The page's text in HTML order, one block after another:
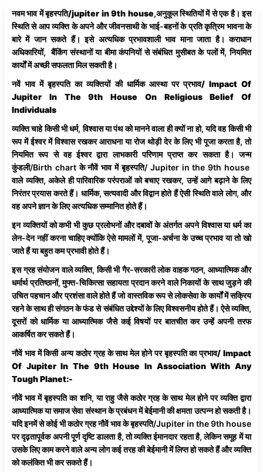
नवम भाव में बृहस्पति/jupiter in 9th house,अनुकूल स्थितियों में से एक है। इस
स्थिति से आप व्यक्ति के अपने और जीवनसाथी के भाई-बहनों के प्रति कृत्रिम भावना के
बारे में जान सकते हैं। इसे अत्यधिक प्रभावशाली भाव माना जाता है। कराधान
अधिकारियों, बैंकिंग संस्थानों या बीमा कंपनियों से संबंधित मुसीबत के पलों में, नियमित
कार्यों में अच्छी सफलता मिल सकती है।
नवें भाव में बृहस्पति का व्यक्तियों की धार्मिक आस्था पर प्रभाव/ Impact Of
Jupiter In The 9th House On Religious Belief Of
Individuals
व्यक्ति चाहे किसी भी धर्म, विश्वास या पंथ को मानने वाला ही क्यों ना हो, यदि वह किसी भी
रूप में ईश्वर में विश्वास रखकर आराधना या रोज थोड़ी देर के लिए भी पूजा करता है, तो
नियमित रूप से वह ईश्वर द्वारा लाभकारी परिणाम प्राप्त कर सकता है। जन्म
कुंडली/Birth chart के नौवें भाव में बृहस्पति/ Jupiter in the 9th house
वाले व्यक्ति, अकेले ही पारिवारिक परंपराओं को बचाए रखकर, उन्हें आगे बढ़ाने के लिए
निरंतर प्रयास करते हैं। धार्मिक, सत्यवादी और विद्वान होते हैं ऐसी स्थिति वाले लोग, और
वह अपने ज्ञान के लिए अत्यधिक सम्मानित होते हैं।
इन व्यक्तियों को कभी भी कुछ प्रलोभनों और दबावों के अंतर्गत अपने विश्वास या धर्म का
लेन-देन नहीं करना चाहिए क्योंकि ऐसे मामलों में, पूजा-अर्चना के उच्च प्रभाव या तो खो
जाते हैं या बहुत कम प्रभावी होते हैं।
इस ग्रह संयोजन वाले व्यक्ति, किसी भी गैर-सरकारी लोक वाहक गठन, आध्यात्मिक और
धर्मार्थ प्रतिष्ठानों, मुफ्त-चिकित्सा सहायता प्रदान करने वाले निकायों के साथ जुड़ने की
उचित पहचान और प्रशंसा वाले होते हैं जो वास्तविक रूप से लोकसेवा के कार्यों में सक्रिय
रहने के साथ ही संगठन के फंड से संबंधित उद्देश्यों के लिए विश्वसनीय होते हैं। ऐसे व्यक्ति,
दूसरों को धार्मिक या आध्यात्मिक जैसे कई विषयों पर बातचीत कर उन्हें अपनी तरफ
आकर्षित कर सकते हैं।
नौवें भाव में किसी अन्य कठोर ग्रह के साथ मेल होने पर बृहस्पति का प्रभाव/ Impact
Of Jupiter In The 9th House In Association With Any
Tough Planet:-
नौवें भाव में बृहस्पति का शनि, या राहु जैसे कठोर ग्रह के साथ मेल होने पर व्यक्ति द्वारा
आध्यात्मिक या समाज सेवा संस्थान के प्रबंधन में बेईमानी की क्षमता उत्पन्न हो सकती है।
यदि इनमें से कोई भी कठोर ग्रह नौवें भाव के बृहस्पति/Jupiter in the 9th house
पर दृढ़तापूर्वक अपनी पूर्ण दृष्टि डालता है, तो व्यक्ति ईमानदार रहता है, लेकिन समूह में या
उसके लिए काम करने वाले अन्य लोग कई तरह की बेईमानी में लिप्त हो सकते हैं और व्यक्ति
को कलंकित भी कर सकते हैं।